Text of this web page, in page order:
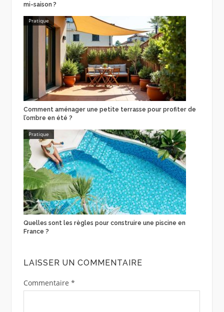
mi-saison ?
Pratique
Comment aménager une petite terrasse pour profiter de
l’ombre en été ?
Pratique
Quelles sont les règles pour construire une piscine en
France ?
LAISSER UN COMMENTAIRE
Commentaire *